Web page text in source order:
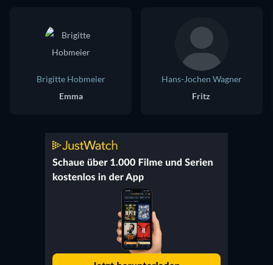
Brigitte Hobmeier
Emma
Hans-Jochen Wagner
Fritz